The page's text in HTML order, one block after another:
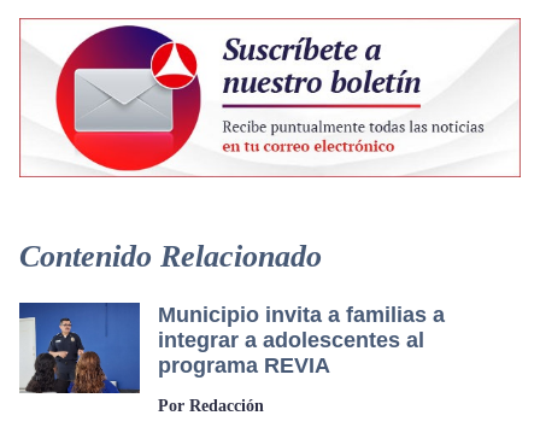
Contenido Relacionado
Municipio invita a familias a
integrar a adolescentes al
programa REVIA
Por Redacción